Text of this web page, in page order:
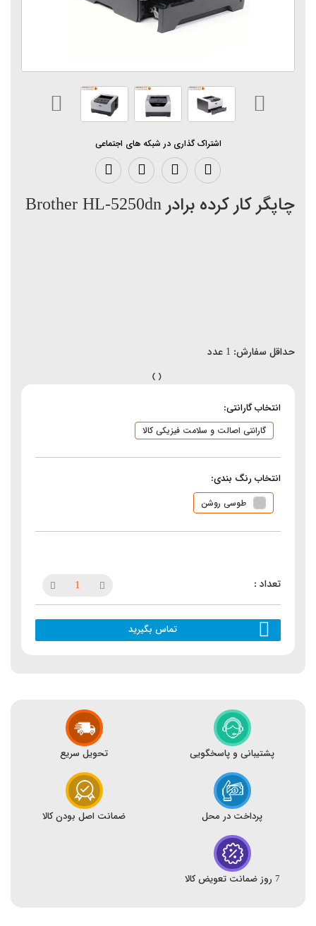
اشتراک گذاری در شبکه های اجتماعی
چاپگر کار کرده برادر Brother HL-5250dn
حداقل سفارش: 1 عدد
انتخاب گارانتی:
گارانتی اصالت و سلامت فیزیکی کالا
انتخاب رنگ بندی:
طوسی روشن
تماس بگیرید
پشتیبانی و پاسخگویی تحویل سریع
پرداخت در محل ضمانت اصل بودن کالا
7 روز ضمانت تعویض کالا